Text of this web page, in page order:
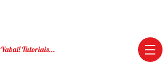
Yabai! Tutoriais...